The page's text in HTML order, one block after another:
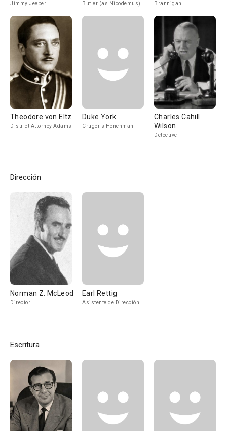
Jimmy Jeeper Butler (as Nicodemus) Brannigan
Theodore von Eltz
District Attorney Adams
Duke York
Cruger's Henchman
Charles Cahill
Wilson
Detective
Dirección
Norman Z. McLeod
Director
Earl Rettig
Asistente de Dirección
Escritura